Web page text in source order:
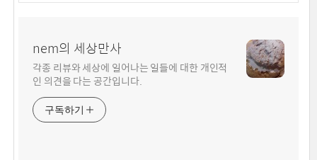
nem의 세상만사
각종 리뷰와 세상에 일어나는 일들에 대한 개인적
인 의견을 다는 공간입니다.
구독하기